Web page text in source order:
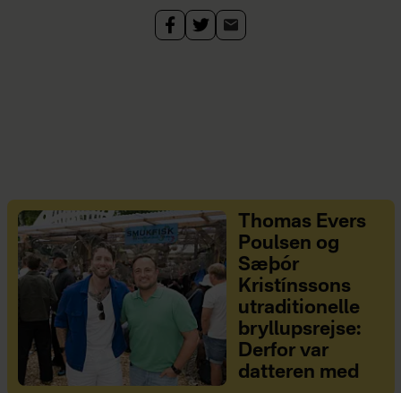
Thomas Evers
Poulsen og
Sæþór
Kristínssons
utraditionelle
bryllupsrejse:
Derfor var
datteren med